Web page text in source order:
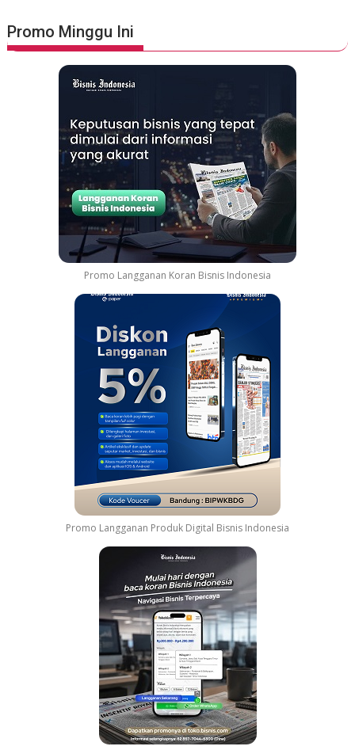
Promo Minggu Ini
Promo Langganan Koran Bisnis Indonesia
Promo Langganan Produk Digital Bisnis Indonesia